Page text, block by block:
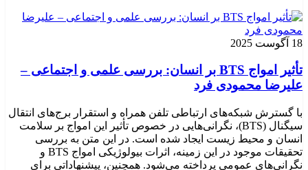
18 آگوست 2025
تأثیر امواج BTS بر انسان: بررسی علمی و اجتماعی –
علیرضا محمودی فرد
با گسترش شبکه‌های ارتباطی تلفن همراه و استقرار برج‌های انتقال
سیگنال (BTS)، نگرانی‌هایی در خصوص تأثیر این امواج بر سلامت
انسان و محیط زیست ایجاد شده است. در این متن به بررسی
تحقیقات موجود در این زمینه، اثرات بیولوژیکی امواج BTS و
نگرانی‌های عمومی پرداخته می‌شود. همچنین، پیشنهاداتی برای